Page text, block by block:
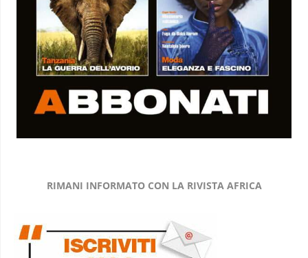
RIMANI INFORMATO CON LA RIVISTA AFRICA